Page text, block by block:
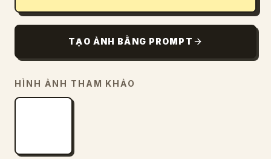
TẠO ẢNH BẰNG PROMPT
HÌNH ẢNH THAM KHẢO